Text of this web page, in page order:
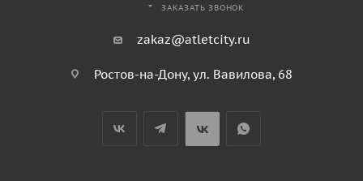
ЗАКАЗАТЬ ЗВОНОК
zakaz@atletcity.ru
Ростов-на-Дону, ул. Вавилова, 68